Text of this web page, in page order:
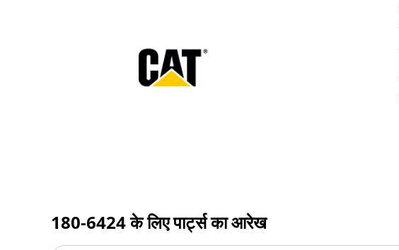
180-6424के लिए पार्ट्स का आरेख